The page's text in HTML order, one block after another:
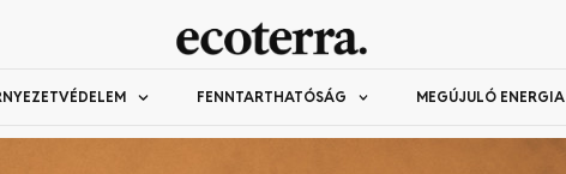
FENNTARTHATÓSÁG MEGÚJULÓ ENERGIA